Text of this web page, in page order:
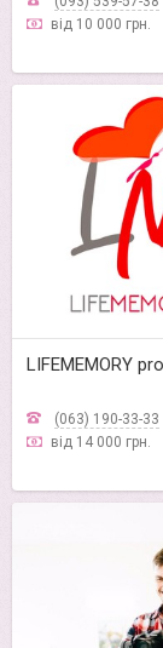
від 10 000 грн.
LIFEMEMORY
(063) 190-33-33
від 14 000 грн.